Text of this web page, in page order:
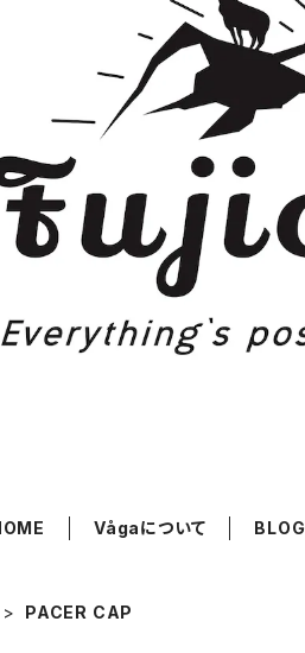
Vågaについて BLOG
PACER CAP